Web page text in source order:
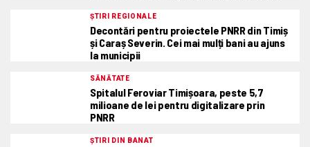
ȘTIRI REGIONALE
Decontări pentru proiectele PNRR din Timiș
și Caraș Severin. Cei mai mulți bani au ajuns
la municipii
SĂNĂTATE
Spitalul Feroviar Timișoara, peste 5,7
milioane de lei pentru digitalizare prin
PNRR
ȘTIRI DIN BANAT